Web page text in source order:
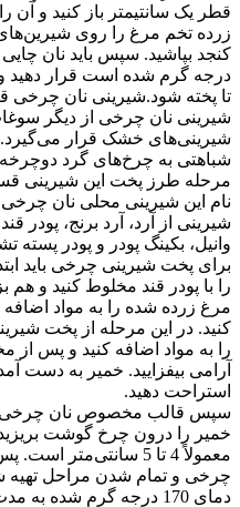
قطر یک سانتیمتر باز کنید و آن
زرده تخم مرغ را روی
درجه گرم شده است قرار دهید
تا پخته شود.شیرینی نان چرخی
شیرینی نان چرخی از دیگر
شیرینی‌های خشک قرار
شباهتی به چرخ‌های گرد دوچرخه
مرحله طرز پخت این شیرینی
نام این شیرینی محلی نان
شیرینی از آرد، آرد برنج، پودر
وانیل، بکینگ پودر و پودر
برای پخت شیرینی چرخی باید
را با پودر قند مخلوط کنید و
مرغ زرده شده را به مواد
کنید. در این مرحله از پخت
را به مواد اضافه کنید و پس از
آرامی بیفزایید. خمیر به دست
استراحت دهید.
سپس قالب مخصوص نان چرخی
خمیر را درون چرخ گوشت
معمولاً 4 تا 5
چرخی و تمام شدن مراحل تهیه
دمای 170 درجه گرم شده به مدت نیم ساعت قرار دهید تا بپزد.